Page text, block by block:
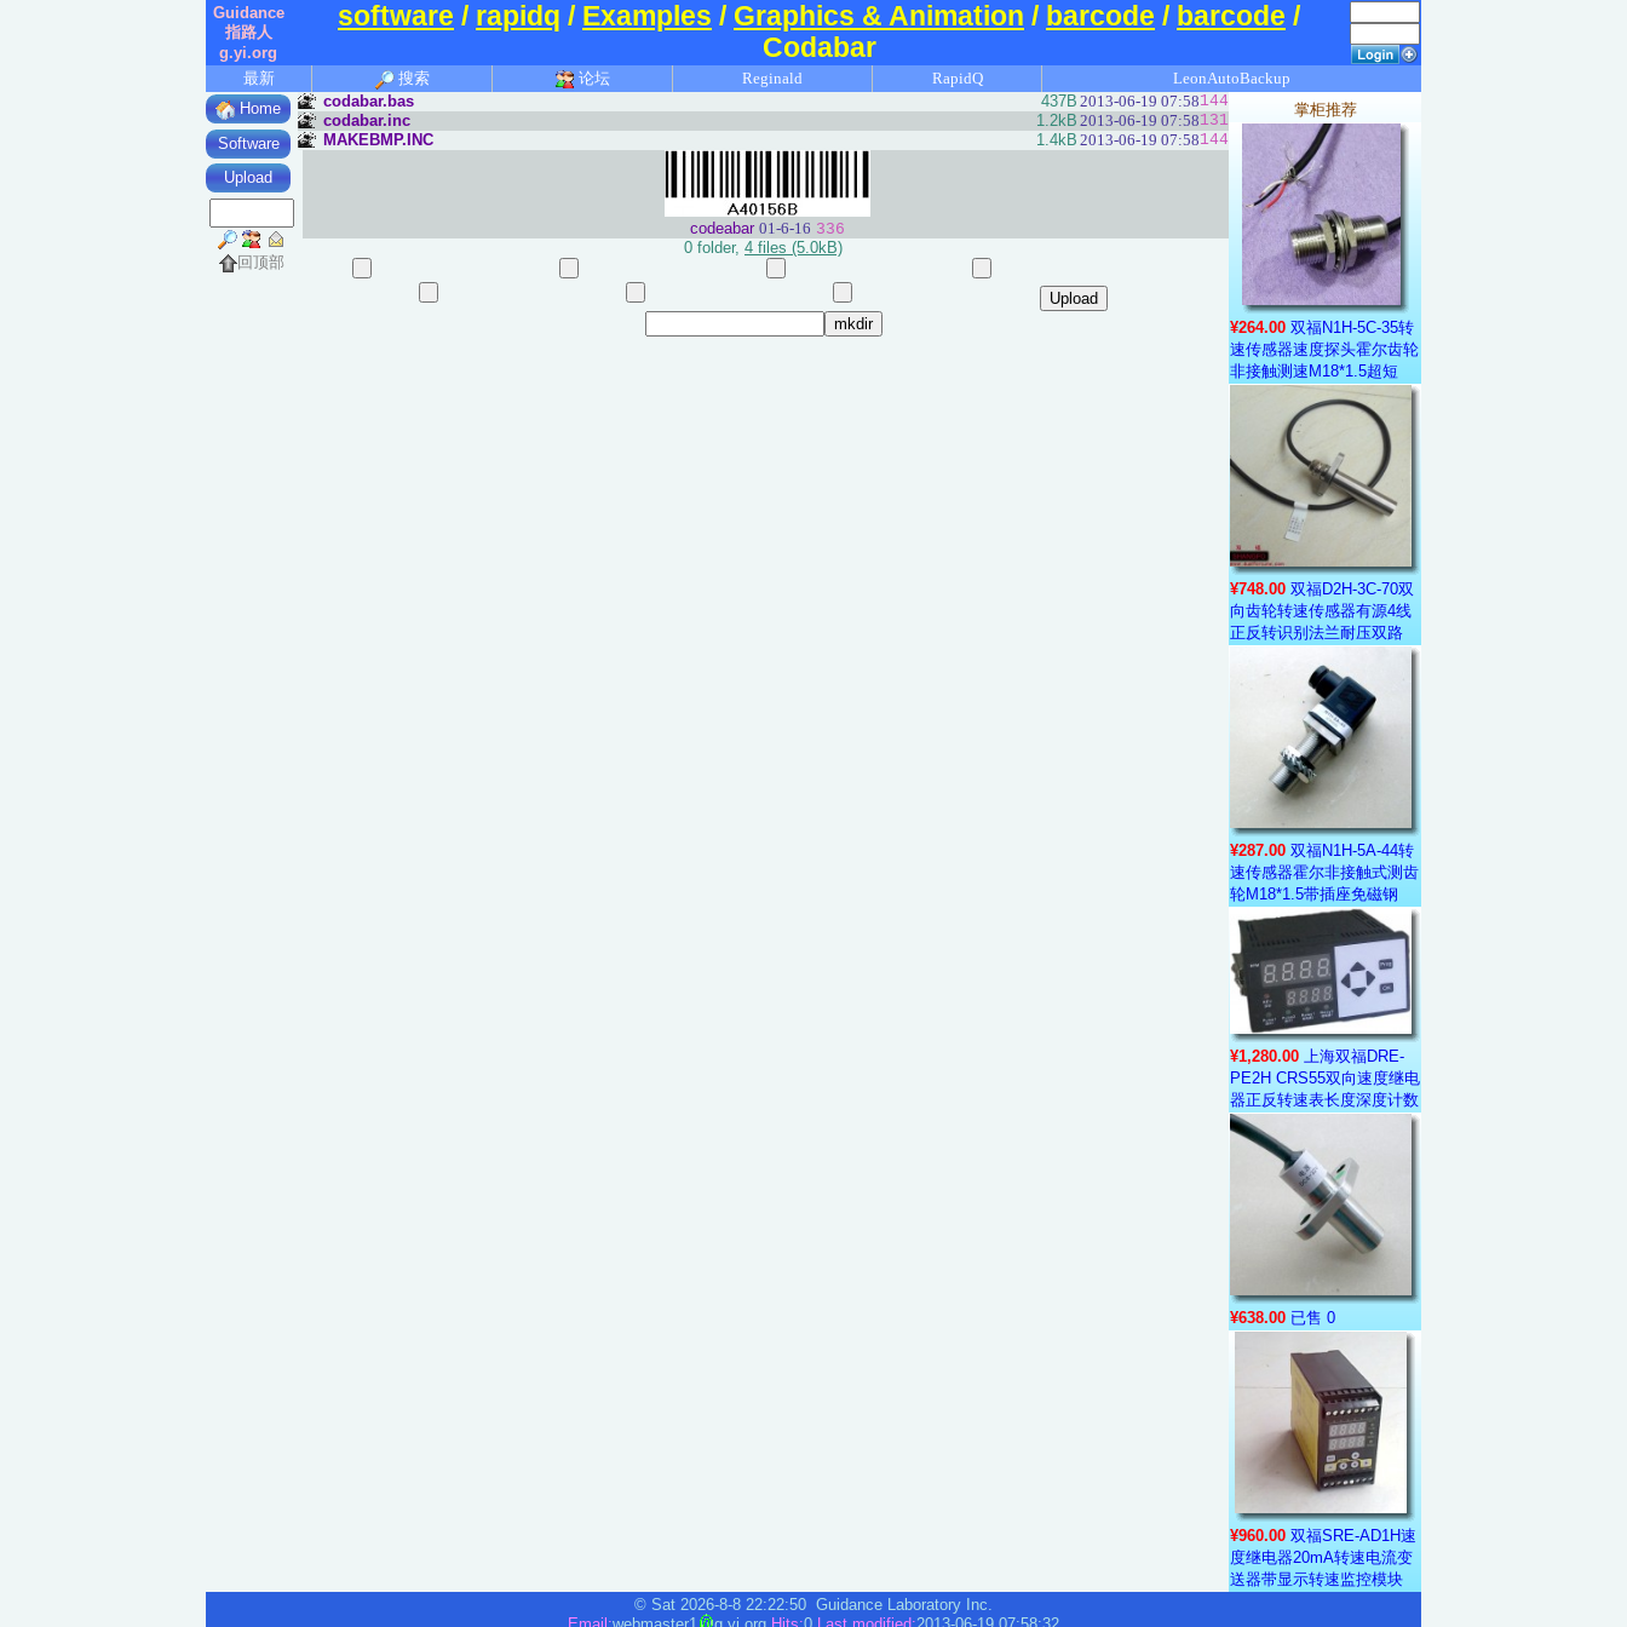
Guidance
指路人
g.yi.org
software / rapidq / Examples / Graphics & Animation / barcode / barcode /
Codabar
最新 搜索 论坛 Reginald RapidQ
LeonAutoBackup
Home
Software
Upload
回顶部
codabar.bas 437B 2013-06-19 07:58144
codabar.inc
1.2kB 2013-06-19 07:58131
MAKEBMP.INC
1.4kB 2013-06-19 07:58144
codeabar 01-6-16 336
0 folder, 4 files (5.0kB)
掌柜推荐
¥264.00 双福N1H-5C-35转
速传感器速度探头霍尔齿轮
非接触测速M18*1.5超短
¥748.00 双福D2H-3C-70双
向齿轮转速传感器有源4线
正反转识别法兰耐压双路
¥287.00 双福N1H-5A-44转
速传感器霍尔非接触式测齿
轮M18*1.5带插座免磁钢
¥1,280.00 上海双福DRE-
PE2H CRS55双向速度继电
器正反转速表长度深度计数
¥638.00 已售 0
¥960.00 双福SRE-AD1H速
度继电器20mA转速电流变
送器带显示转速监控模块
© Sat 2026-8-8 22:22:50 Guidance Laboratory Inc.